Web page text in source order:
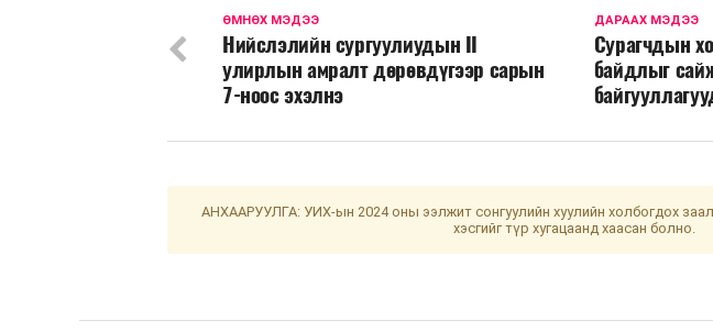
ДАРААХ МЭДЭЭ
Сурагчдын
байдлыг
ӨМНӨХ МЭДЭЭ
Нийслэлийн сургуулиудын II
улирлын амралт дөрөвдүгээр сарын
7-ноос эхэлнэ
АНХААРУУЛГА: УИХ-ын 2024 оны ээлжит сонгуулийн хуулийн холбогдох
хэсгийг түр хугацаанд хаасан болно.